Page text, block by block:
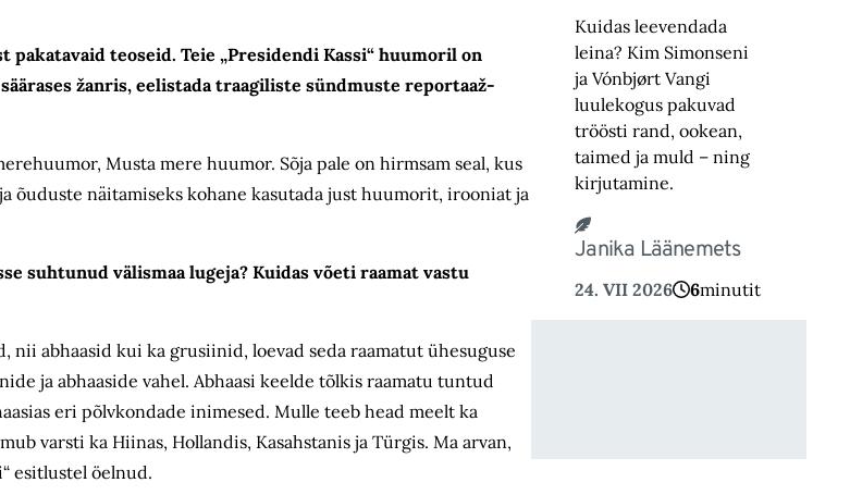
teoseid. Teie „Presidendi Kassi“ huumoril on
žanris, eelistada traagiliste sündmuste reportaaž­
Musta mere huumor. Sõja pale on hirmsam seal, kus
õuduste näitamiseks kohane kasutada just huumorit, irooniat ja
suhtunud välismaa lugeja? Kuidas võeti raamat vastu
abhaa­sid kui ka grusiinid, loevad seda raamatut ühesuguse
ja abhaaside vahel. Abhaasi keelde tõlkis raamatu tuntud
eri põlvkondade inimesed. Mulle teeb head meelt ka
varsti ka Hiinas, Hollandis, Kasahstanis ja Türgis. Ma arvan,
esitlustel öelnud.
Kuidas leevendada
leina? Kim Simonseni
ja Vónbjørt Vangi
luulekogus pakuvad
tröösti rand, ookean,
taimed ja muld – ning
kirjutamine.
Janika Läänemets
24. VII 2026 6minutit